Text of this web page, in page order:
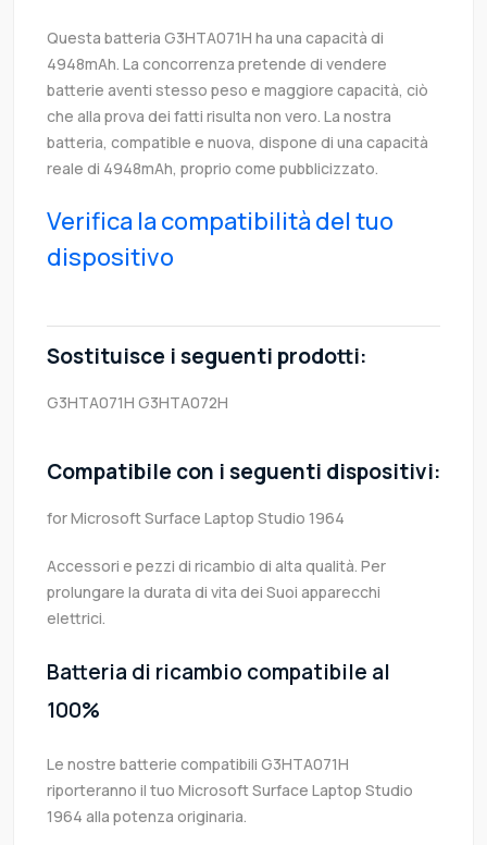
Questa batteria G3HTA071H ha una capacità di
4948mAh. La concorrenza pretende di vendere
batterie aventi stesso peso e maggiore capacità, ciò
che alla prova dei fatti risulta non vero. La nostra
batteria, compatible e nuova, dispone di una capacità
reale di 4948mAh, proprio come pubblicizzato.
Verifica la compatibilità del tuo
dispositivo
Sostituisce i seguenti prodotti:
G3HTA071H G3HTA072H
Compatibile con i seguenti dispositivi:
for Microsoft Surface Laptop Studio 1964
Accessori e pezzi di ricambio di alta qualità. Per
prolungare la durata di vita dei Suoi apparecchi
elettrici.
Batteria di ricambio compatibile al
100%
Le nostre batterie compatibili G3HTA071H
riporteranno il tuo Microsoft Surface Laptop Studio
1964 alla potenza originaria.